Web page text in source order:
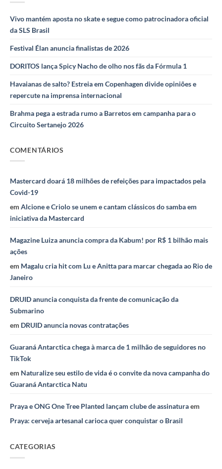
Vivo mantém aposta no skate e segue como patrocinadora oficial
da SLS Brasil
Festival Élan anuncia finalistas de 2026
DORITOS lança Spicy Nacho de olho nos fãs da Fórmula 1
Havaianas de salto? Estreia em Copenhagen divide opiniões e
repercute na imprensa internacional
Brahma pega a estrada rumo a Barretos em campanha para o
Circuito Sertanejo 2026
COMENTÁRIOS
Mastercard doará 18 milhões de refeições para impactados pela
Covid-19
em Alcione e Criolo se unem e cantam clássicos do samba em
iniciativa da Mastercard
Magazine Luiza anuncia compra da Kabum! por R$ 1 bilhão mais
ações
em Magalu cria hit com Lu e Anitta para marcar chegada ao Rio de
Janeiro
DRUID anuncia conquista da frente de comunicação da
Submarino
em DRUID anuncia novas contratações
Guaraná Antarctica chega à marca de 1 milhão de seguidores no
TikTok
em Naturalize seu estilo de vida é o convite da nova campanha do
Guaraná Antarctica Natu
Praya e ONG One Tree Planted lançam clube de assinaturaem
Praya: cerveja artesanal carioca quer conquistar o Brasil
CATEGORIAS